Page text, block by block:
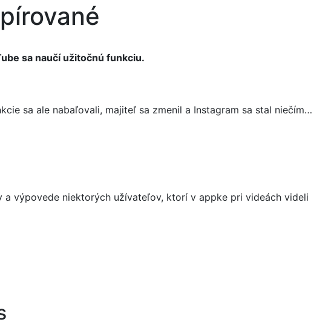
sa naučí užitočnú funkciu.
sa ale nabaľovali, majiteľ sa zmenil a Instagram sa stal niečím…
a výpovede niektorých užívateľov, ktorí v appke pri videách videli